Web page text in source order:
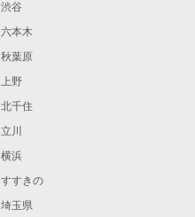
渋谷
六本木
秋葉原
上野
北千住
立川
横浜
すすきの
埼玉県